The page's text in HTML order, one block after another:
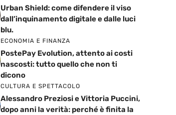
Urban Shield: come difendere il viso
dall’inquinamento digitale e dalle luci
blu.
ECONOMIA E FINANZA
PostePay Evolution, attento ai costi
nascosti: tutto quello che non ti
dicono
CULTURA E SPETTACOLO
Alessandro Preziosi e Vittoria Puccini,
dopo anni la verità: perché è finita la